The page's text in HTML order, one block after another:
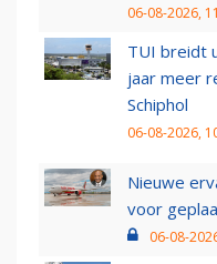
06-08-2026,
TUI breidt
jaar meer
Schiphol
06-08-2026,
Nieuwe
voor
06-08-